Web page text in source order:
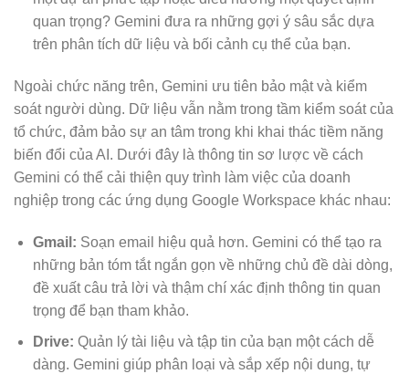
quan trọng? Gemini đưa ra những gợi ý sâu sắc dựa
trên phân tích dữ liệu và bối cảnh cụ thể của bạn.
Ngoài chức năng trên, Gemini ưu tiên bảo mật và kiểm
soát người dùng. Dữ liệu vẫn nằm trong tầm kiểm soát của
tổ chức, đảm bảo sự an tâm trong khi khai thác tiềm năng
biến đổi của AI. Dưới đây là thông tin sơ lược về cách
Gemini có thể cải thiện quy trình làm việc của doanh
nghiệp trong các ứng dụng Google Workspace khác nhau:
Gmail: Soạn email hiệu quả hơn. Gemini có thể tạo ra
những bản tóm tắt ngắn gọn về những chủ đề dài dòng,
đề xuất câu trả lời và thậm chí xác định thông tin quan
trọng để bạn tham khảo.
Drive: Quản lý tài liệu và tập tin của bạn một cách dễ
dàng. Gemini giúp phân loại và sắp xếp nội dung, tự